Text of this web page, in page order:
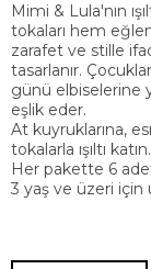
Mimi & Lula'nın
tokaları hem
zarafet ve stille
tasarlanır.
günü elbiselerine
eşlik eder.
At kuyruklarına,
tokalarla ışıltı katın.
Her pakette 6
3 yaş ve üzeri için